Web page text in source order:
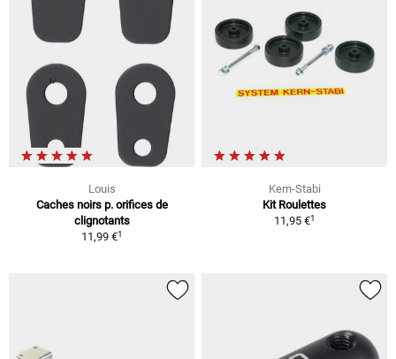
Louis
Caches noirs p. orifices de
clignotants
11,99 €1
Kern-Stabi
Kit Roulettes
11,95 €1